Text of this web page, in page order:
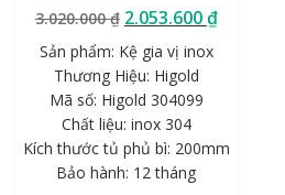
3.020.000₫ Giá
gốc
là:
3.020.000 ₫.
2.053.600₫Giá
Sản phẩm: Kệ gia vị inox
Thương Hiệu: Higold
Mã số: Higold 304099
Chất liệu: inox 304
Kích thước tủ phủ bì: 200mm
Bảo hành: 12 tháng